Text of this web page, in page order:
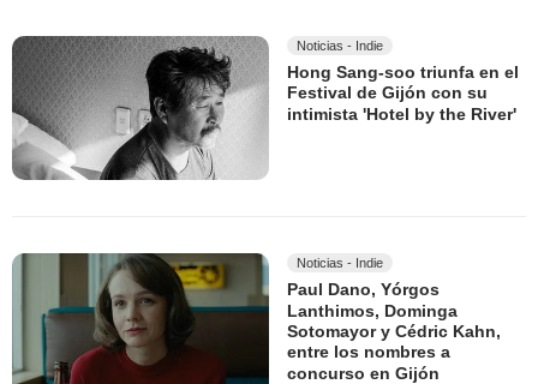
Noticias - Indie
Hong Sang-soo triunfa en el
Festival de Gijón con su
intimista 'Hotel by the River'
Noticias - Indie
Paul Dano, Yórgos
Lanthimos, Dominga
Sotomayor y Cédric Kahn,
entre los nombres a
concurso en Gijón